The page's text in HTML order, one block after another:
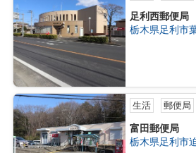
足利西郵便局
栃木県足利市
生活 郵便局
富田郵便局
栃木県足利市